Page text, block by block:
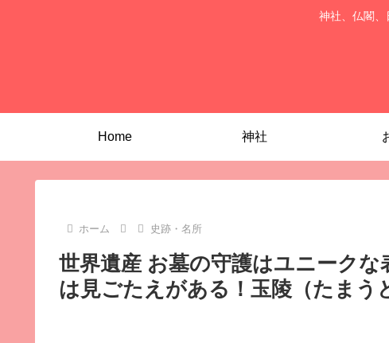
神社、仏閣、
Home 神社
ホーム 史跡・名所
世界遺産 お墓の守護はユニーク
は見ごたえがある！玉陵（たまう